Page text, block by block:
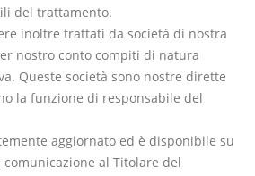
del trattamento.
inoltre trattati da società di nostra
nostro conto compiti di natura
Queste società sono nostre dirette
la funzione di responsabile del
aggiornato ed è disponibile su
al Titolare del